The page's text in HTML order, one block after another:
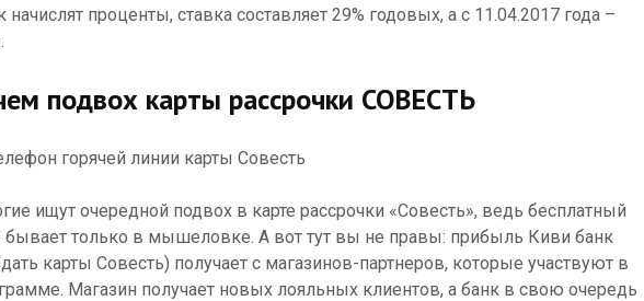
начислят проценты, ставка составляет 29% годовых, а с 11.04.2017 года –
подвох карты рассрочки СОВЕСТЬ
ищут очередной подвох в карте рассрочки «Совесть», ведь бесплатный
только в мышеловке. А вот тут вы не правы: прибыль Киви банк
карты Совесть) получает с магазинов-партнеров, которые участвуют в
Магазин получает новых лояльных клиентов, а банк в свою очередь